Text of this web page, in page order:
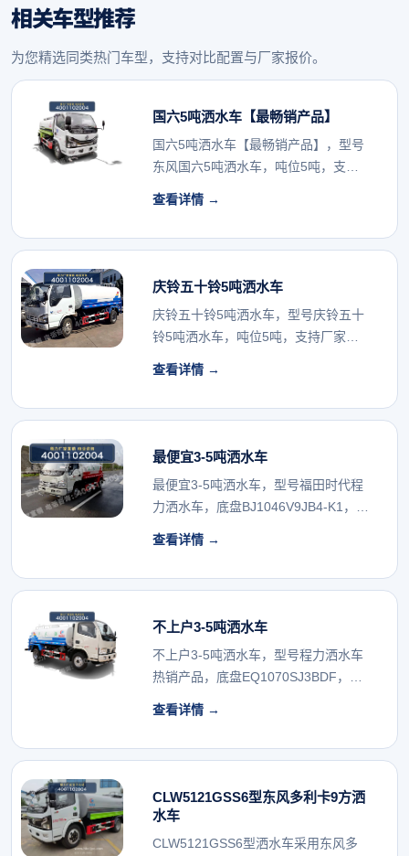
相关车型推荐
为您精选同类热门车型，支持对比配置与厂家报价。
国六5吨洒水车【最畅销产品】
国六5吨洒水车【最畅销产品】，型号
东风国六5吨洒水车，吨位5吨，支持
查看详情 →
庆铃五十铃5吨洒水车
庆铃五十铃5吨洒水车，型号庆铃五十
铃5吨洒水车，吨位5吨，支持厂家报
查看详情 →
最便宜3-5吨洒水车
最便宜3-5吨洒水车，型号福田时代程
力洒水车，底盘BJ1046V9JB4-K1，吨
查看详情 →
不上户3-5吨洒水车
不上户3-5吨洒水车，型号程力洒水车
热销产品，底盘EQ1070SJ3BDF，吨
查看详情 →
CLW5121GSS6型东风多利卡9方洒
水车
CLW5121GSS6型洒水车采用东风多